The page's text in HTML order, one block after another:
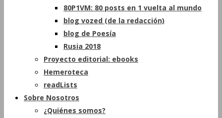
80P1VM: 80 posts en 1 vuelta al mundo
blog vozed (de la redacción)
blog de Poesía
Rusia 2018
Proyecto editorial: ebooks
Hemeroteca
readLists
Sobre Nosotros
¿Quiénes somos?